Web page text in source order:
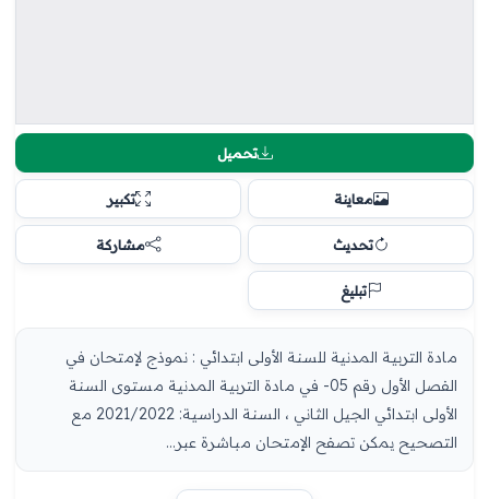
تحميل
معاينة تكبير
تحديث مشاركة
تبليغ
مادة التربية المدنية للسنة الأولى ابتدائي : نموذج لإمتحان في
الفصل الأول رقم 05- في مادة التربية المدنية مستوى السنة
الأولى ابتدائي الجيل الثاني ، السنة الدراسية: 2021/2022 مع
التصحيح يمكن تصفح الإمتحان مباشرة عبر...